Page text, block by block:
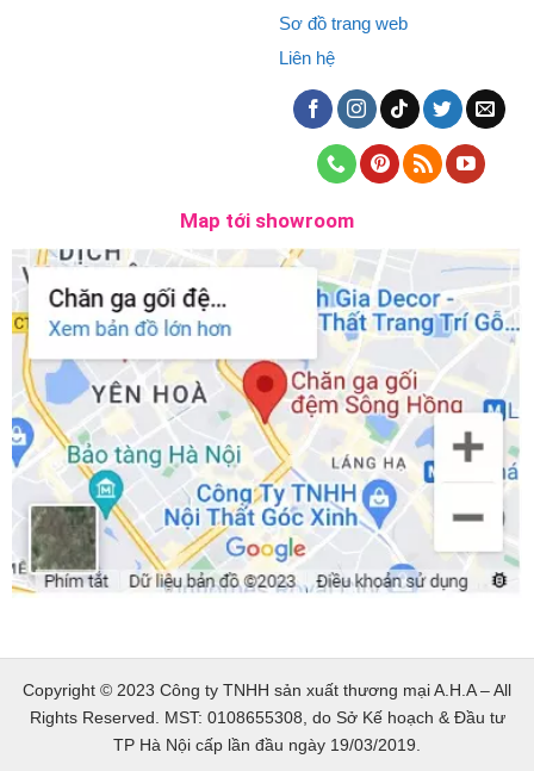
Sơ đồ trang web
Liên hệ
Map tới showroom
Copyright © 2023 Công ty TNHH sản xuất thương mại A.H.A – All
Rights Reserved. MST: 0108655308, do Sở Kế hoạch & Đầu tư
TP Hà Nội cấp lần đầu ngày 19/03/2019.